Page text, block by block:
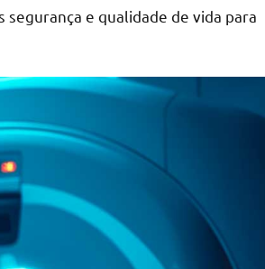
e qualidade de vida para